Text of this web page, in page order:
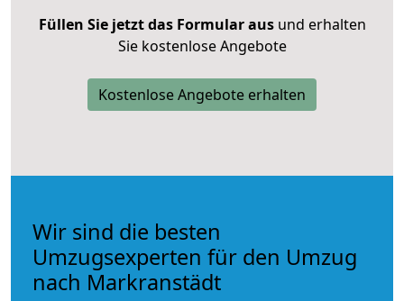
Füllen Sie jetzt das Formular ausund erhalten
Sie kostenlose Angebote
Kostenlose Angebote erhalten
Wir sind die besten
Umzugsexperten für den Umzug
nach Markranstädt